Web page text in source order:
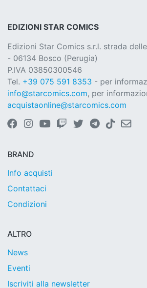
EDIZIONI STAR COMICS
Edizioni Star Comics s.r.l. strada
- 06134 Bosco (Perugia)
P.IVA 03850300546
Tel. +39 075 591 8353 - per
info@starcomics.com, per
acquistaonline@starcomics.com
BRAND
Info acquisti
Contattaci
Condizioni
ALTRO
News
Eventi
Iscriviti alla newsletter